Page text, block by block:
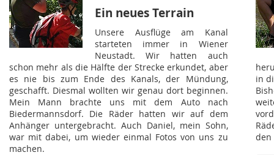
Ein neues Terrain
Unsere Ausflüge am Kanal
starteten immer in Wiener
Neustadt. Wir hatten auch
schon mehr als die Hälfte der Strecke erkundet, aber
es nie bis zum Ende des Kanals, der Mündung,
geschafft. Diesmal wollten wir genau dort beginnen.
Mein Mann brachte uns mit dem Auto nach
Biedermannsdorf. Die Räder hatten wir auf dem
Anhänger untergebracht. Auch Daniel, mein Sohn,
war mit dabei, um wieder einmal Fotos von uns zu
machen.
in
den